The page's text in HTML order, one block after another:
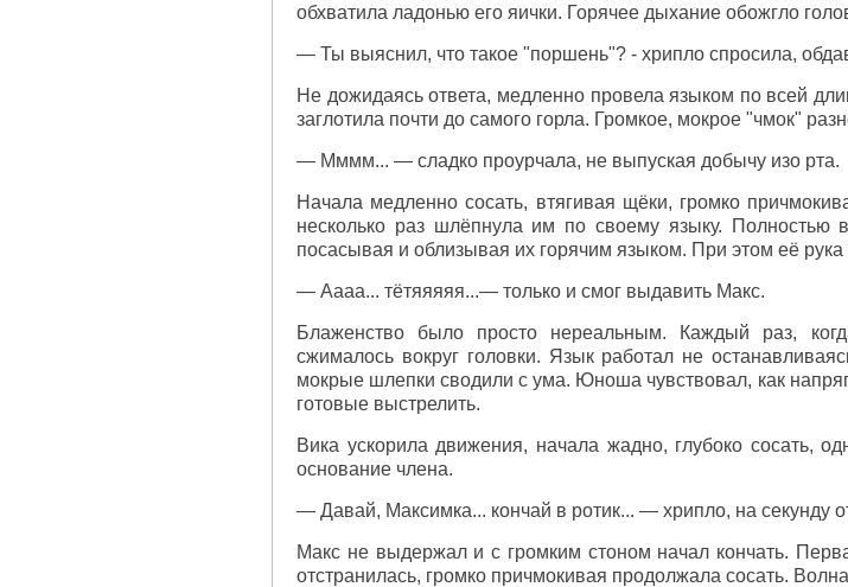
обхватила ладонью его яички. Горячее дыхание обожгло
— Ты выяснил, что такое "поршень"? - хрипло спросила,
Не дожидаясь ответа, медленно провела языком по всей
заглотила почти до самого горла. Громкое, мокрое "чмок"
— Мммм... — сладко проурчала, не выпуская добычу изо рта.
Начала медленно сосать, втягивая щёки, громко
несколько раз шлёпнула им по своему языку. Полностью
посасывая и облизывая их горячим языком. При этом её
— Аааа... тётяяяяя...— только и смог выдавить Макс.
Блаженство было просто нереальным. Каждый раз,
сжималось вокруг головки. Язык работал не
мокрые шлепки сводили с ума. Юноша чувствовал, как
готовые выстрелить.
Вика ускорила движения, начала жадно, глубоко сосать,
основание члена.
— Давай, Максимка... кончай в ротик... — хрипло, на секунду
Макс не выдержал и с громким стоном начал кончать.
отстранилась, громко причмокивая продолжала сосать.